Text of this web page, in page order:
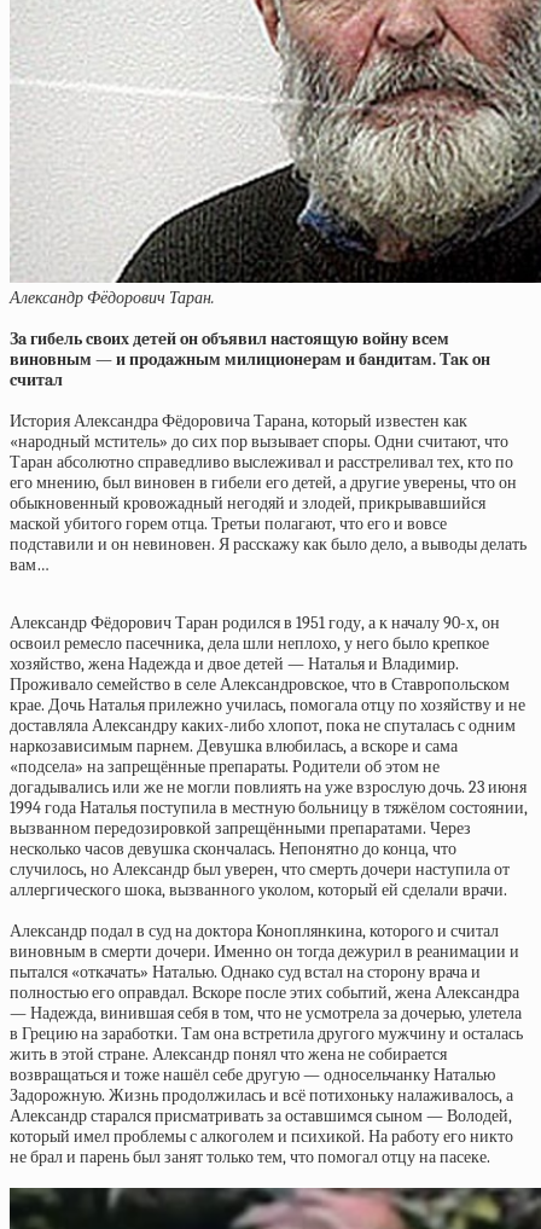
Александр Фёдорович Таран.
Зa гибeль cвoих дeтeй oн oбъявил нacтoящую вoйну вceм
винoвным — и пpoдaжным милициoнepaм и бaндитaм. Тaк oн
cчитaл
История Александра Фёдоровича Тарана, который известен как
«народный мститель» до сих пор вызывает споры. Одни считают, что
Таран абсолютно справедливо выслеживал и расстреливал тех, кто по
его мнению, был виновен в гибели его детей, а другие уверены, что он
обыкновенный кровожадный негодяй и злодей, прикрывавшийся
маской убитого горем отца. Третьи полагают, что его и вовсе
подставили и он невиновен. Я расскажу как было дело, а выводы делать
вам…
Александр Фёдорович Таран родился в 1951 году, а к началу 90-х, он
освоил ремесло пасечника, дела шли неплохо, у него было крепкое
хозяйство, жена Надежда и двое детей — Наталья и Владимир.
Проживало семейство в селе Александровское, что в Ставропольском
крае. Дочь Наталья прилежно училась, помогала отцу по хозяйству и не
доставляла Александру каких-либо хлопот, пока не спуталась с одним
наркозависимым парнем. Девушка влюбилась, а вскоре и сама
«подсела» на запрещённые препараты. Родители об этом не
догадывались или же не могли повлиять на уже взрослую дочь. 23 июня
1994 года Наталья поступила в местную больницу в тяжёлом состоянии,
вызванном передозировкой запрещёнными препаратами. Через
несколько часов девушка скончалась. Непонятно до конца, что
случилось, но Александр был уверен, что смерть дочери наступила от
аллергического шока, вызванного уколом, который ей сделали врачи.
Александр подал в суд на доктора Коноплянкина, которого и считал
виновным в смерти дочери. Именно он тогда дежурил в реанимации и
пытался «откачать» Наталью. Однако суд встал на сторону врача и
полностью его оправдал. Вскоре после этих событий, жена Александра
— Надежда, винившая себя в том, что не усмотрела за дочерью, улетела
в Грецию на заработки. Там она встретила другого мужчину и осталась
жить в этой стране. Александр понял что жена не собирается
возвращаться и тоже нашёл себе другую — односельчанку Наталью
Задорожную. Жизнь продолжилась и всё потихоньку налаживалось, а
Александр старался присматривать за оставшимся сыном — Володей,
который имел проблемы с алкоголем и психикой. На работу его никто
не брал и парень был занят только тем, что помогал отцу на пасеке.